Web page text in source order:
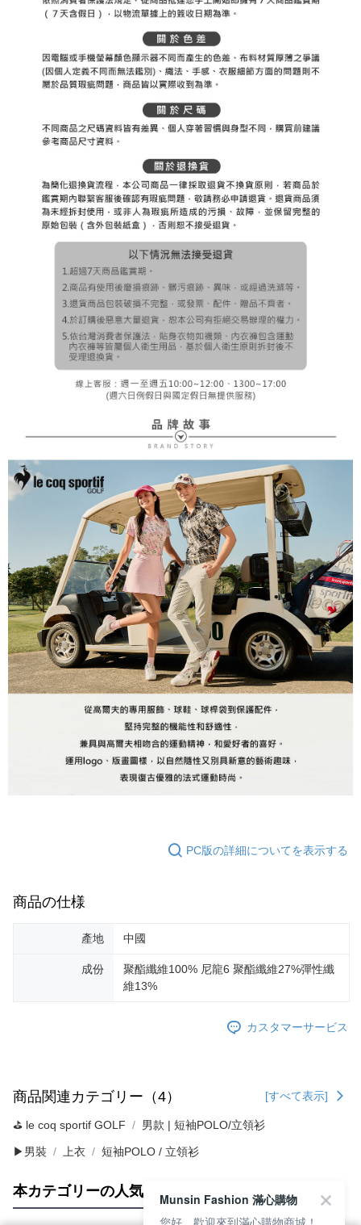
PC版の詳細についてを表示する
商品の仕様
產地 中國
成份
聚酯纖維100% 尼龍6 聚酯纖維27%彈性纖
維13%
カスタマーサービス
商品関連カテゴリー（4） [すべて表示]
⛳️ le coq sportif GOLF 男款 | 短袖POLO/立領衫
▶男裝 上衣 短袖POLO / 立領衫
本カテゴリーの人気商品 サイト全体のランキング
Munsin Fashion 滿心購物
您好，歡迎來到滿心購物商城！